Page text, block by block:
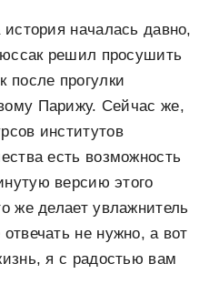
началась давно,
решил просушить
после прогулки
Парижу. Сейчас же,
институтов
есть возможность
версию этого
же делает увлажнитель
не нужно, а вот
я с радостью вам